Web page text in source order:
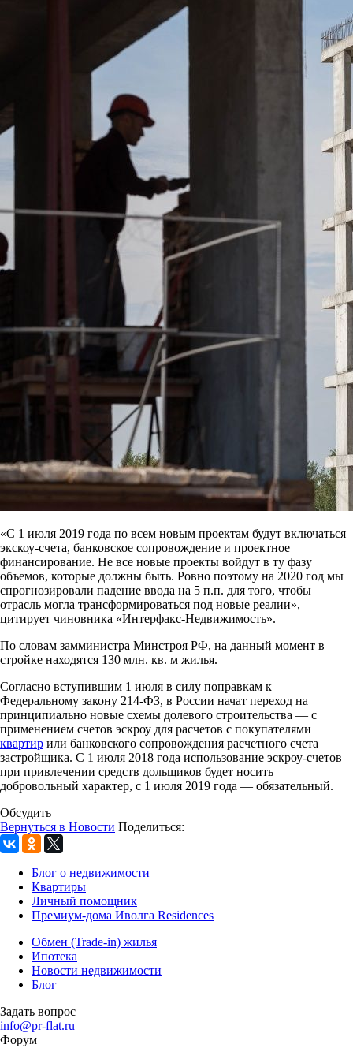
«С 1 июля 2019 года по всем новым проектам будут включаться
экскоу-счета, банковское сопровождение и проектное
финансирование. Не все новые проекты войдут в ту фазу
объемов, которые должны быть. Ровно поэтому на 2020 год мы
спрогнозировали падение ввода на 5 п.п. для того, чтобы
отрасль могла трансформироваться под новые реалии», —
цитирует чиновника «Интерфакс-Недвижимость».
По словам замминистра Минстроя РФ, на данный момент в
стройке находятся 130 млн. кв. м жилья.
Согласно вступившим 1 июля в силу поправкам к
Федеральному закону 214-ФЗ, в России начат переход на
принципиально новые схемы долевого строительства — с
применением счетов эскроу для расчетов с покупателями
квартир или банковского сопровождения расчетного счета
застройщика. С 1 июля 2018 года использование эскроу-счетов
при привлечении средств дольщиков будет носить
добровольный характер, с 1 июля 2019 года — обязательный.
Обсудить
Вернуться в Новости Поделиться:
Блог о недвижимости
Квартиры
Личный помощник
Премиум-дома Иволга Residences
Обмен (Trade-in) жилья
Ипотека
Новости недвижимости
Блог
Задать вопрос
info@pr-flat.ru
Форум